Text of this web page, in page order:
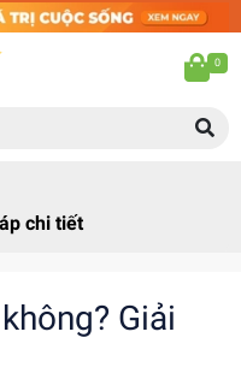
0
chi tiết
Giải